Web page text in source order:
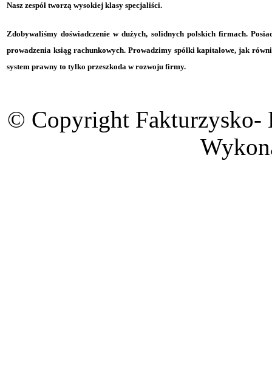
Nasz zespół tworzą wysokiej klasy specjaliści.
Zdobywaliśmy doświadczenie w dużych, solidnych polskich firmach.
prowadzenia ksiąg rachunkowych. Prowadzimy spółki kapitałowe, jak
system prawny to tylko przeszkoda w rozwoju firmy.
© Copyright Fakturzysko-